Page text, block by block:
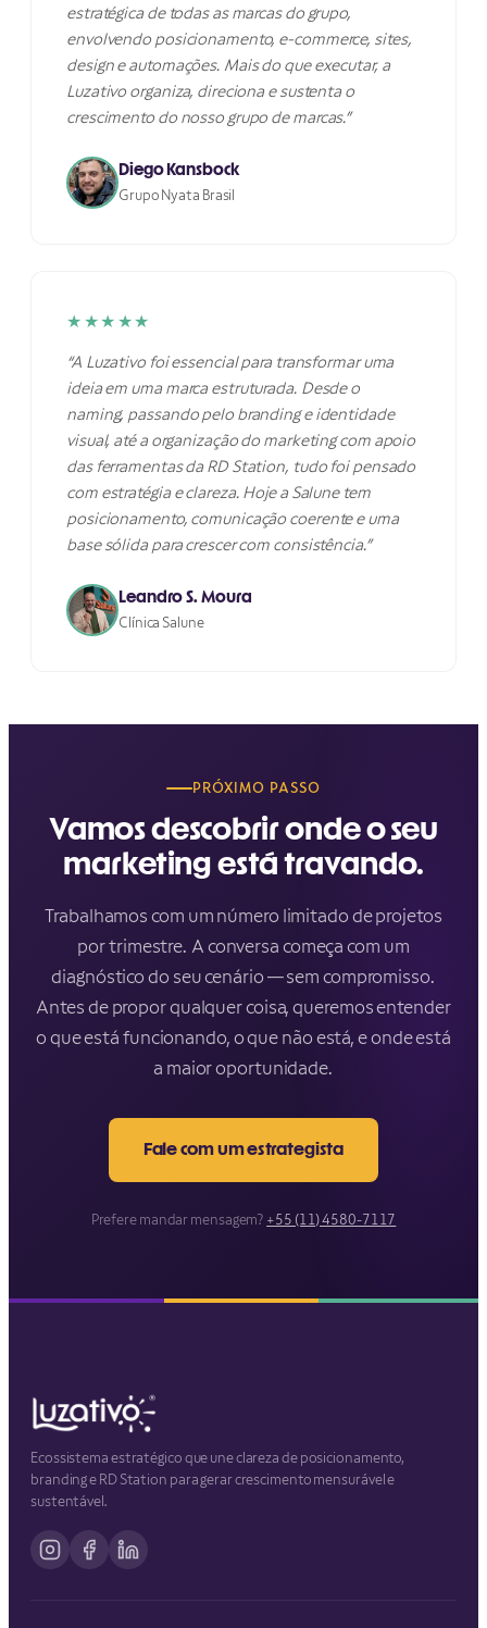
estratégica de todas as marcas do grupo,
envolvendo posicionamento, e-commerce, sites,
design e automações. Mais do que executar, a
Luzativo organiza, direciona e sustenta o
crescimento do nosso grupo de marcas.”
Diego Kansbock
Grupo Nyata Brasil
★★★★★
“A Luzativo foi essencial para transformar uma
ideia em uma marca estruturada. Desde o
naming, passando pelo branding e identidade
visual, até a organização do marketing com apoio
das ferramentas da RD Station, tudo foi pensado
com estratégia e clareza. Hoje a Salune tem
posicionamento, comunicação coerente e uma
base sólida para crescer com consistência.”
Leandro S. Moura
Clínica Salune
PRÓXIMO PASSO
Vamos descobrir onde o seu
marketing está travando.
Trabalhamos com um número limitado de projetos
por trimestre. A conversa começa com um
diagnóstico do seu cenário — sem compromisso.
Antes de propor qualquer coisa, queremos entender
o que está funcionando, o que não está, e onde está
a maior oportunidade.
Fale com um estrategista
Prefere mandar mensagem? +55 (11) 4580-7117
Ecossistema estratégico que une clareza de posicionamento,
branding e RD Station para gerar crescimento mensurável e
sustentável.